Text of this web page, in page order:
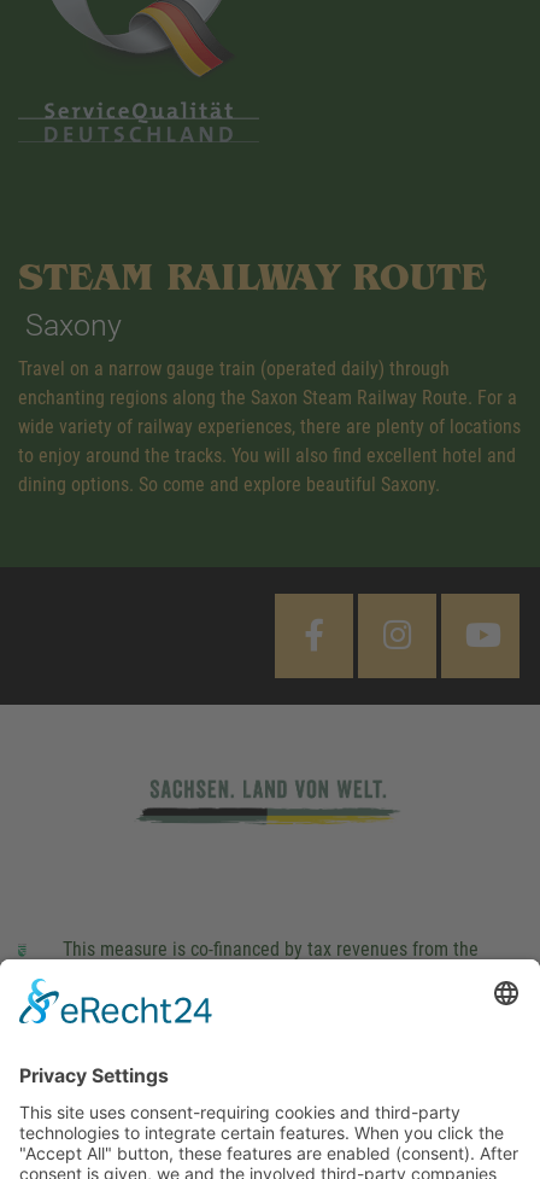
STEAM RAILWAY ROUTE
Saxony
Travel on a narrow gauge train (operated daily) through
enchanting regions along the Saxon Steam Railway Route. For a
wide variety of railway experiences, there are plenty of locations
to enjoy around the tracks. You will also find excellent hotel and
dining options. So come and explore beautiful Saxony.
This measure is co-financed by tax revenues from the
Landtag (parliament).
This site uses consent-requiring cookies and third-party